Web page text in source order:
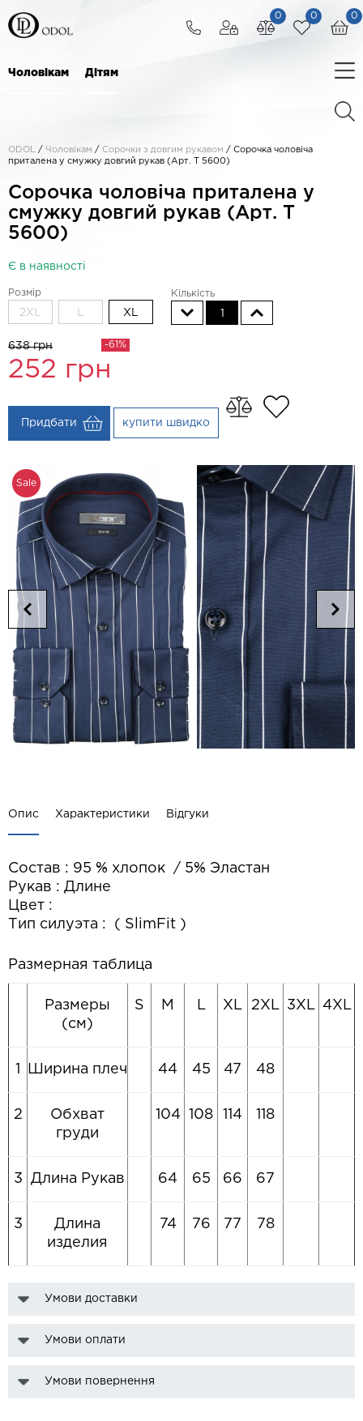
0
0
0
Чоловікам Дітям
ODOL / Чоловікам / Сорочки з довгим рукавом / Сорочка чоловіча
приталена у смужку довгий рукав (Арт. T 5600)
Сорочка чоловіча приталена у
смужку довгий рукав (Арт. T
5600)
Є в наявності
Розмір
2XL XL
Кількість
638 грн
252 грн
-61%
Придбати купити швидко
Sale
Опис Характеристики Відгуки
Состав : 95 % хлопок / 5% Эластан
Рукав : Длине
Цвет :
Тип силуэта : ( SlimFit )
Размерная таблица
Размеры
(см)
S M L XL 2XL 3XL 4XL
Ширина плеч 44 45 47 48
2
Обхват
груди
104 108 114 118
3 Длина Рукав 64 65 66 67
3
Длина
изделия
74 76 77 78
Умови доставки
Умови оплати
Умови повернення